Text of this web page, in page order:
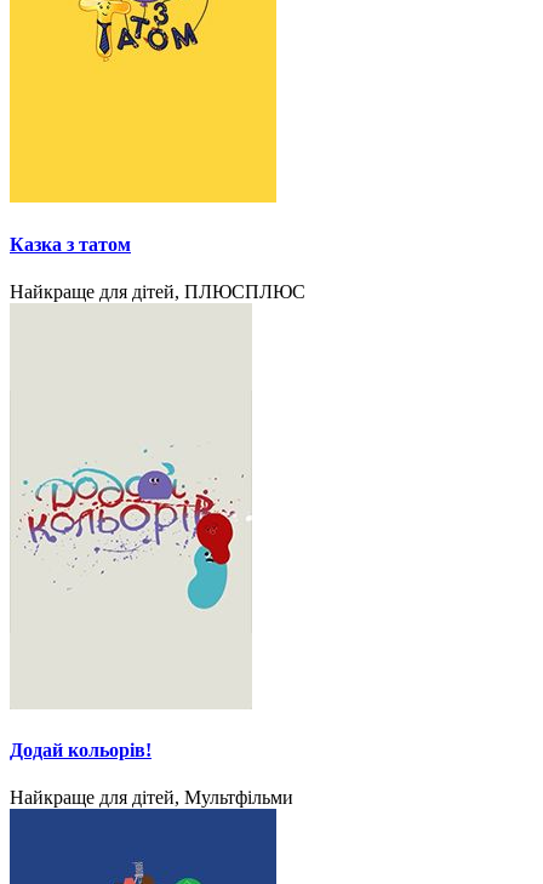
Казка з татом
Найкраще для дітей, ПЛЮСПЛЮС
Додай кольорів!
Найкраще для дітей, Мультфільми